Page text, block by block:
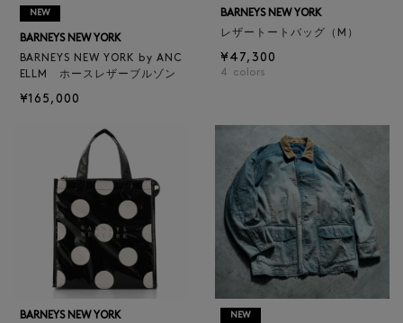
NEW
BARNEYS NEW YORK
BARNEYS NEW YORK by ANC
ELLM ホースレザーブルゾン
¥165,000
BARNEYS NEW YORK
レザートートバッグ（M）
¥47,300
4 colors
BARNEYS NEW YORK
NEW